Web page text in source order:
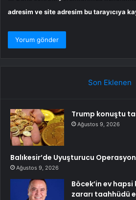
adresim ve site adresim bu tarayıcıya
Son Eklenen
Trump konuştu
Ağustos 9, 2026
Balıkesir’de Uyuşturucu
Ağustos 9, 2026
Böcek’in ev
zararı taahhüdü